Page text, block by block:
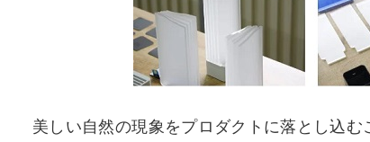
美しい自然の現象をプロダクトに落とし込